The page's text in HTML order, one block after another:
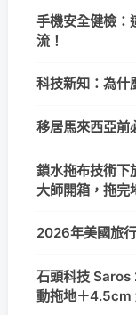
手機安全健檢：
流！
科技新知：為什
移居馬來西亞前
鎖水拖布技術
大師開箱，拖完
2026年美國旅
石頭科技 Saros
動拖地＋4.5cm